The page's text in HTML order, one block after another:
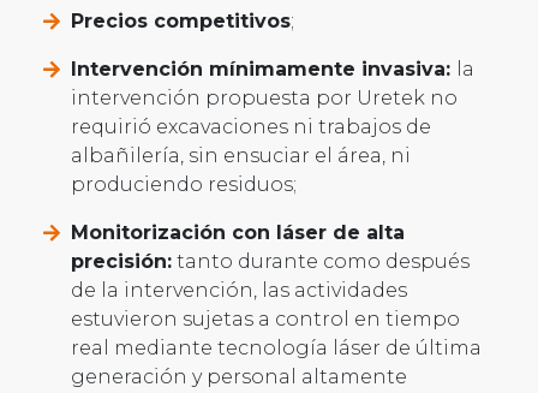
Precios competitivos;
Intervención mínimamente invasiva: la
intervención propuesta por Uretek no
requirió excavaciones ni trabajos de
albañilería, sin ensuciar el área, ni
produciendo residuos;
Monitorización con láser de alta
precisión: tanto durante como después
de la intervención, las actividades
estuvieron sujetas a control en tiempo
real mediante tecnología láser de última
generación y personal altamente